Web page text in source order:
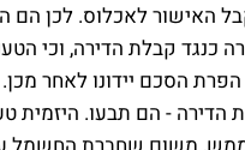
האישור לאכלוס. לכן
כנגד קבלת הדירה, וכי
הסכם יידונו לאחר
הדירה - הם תבעו. היזמית